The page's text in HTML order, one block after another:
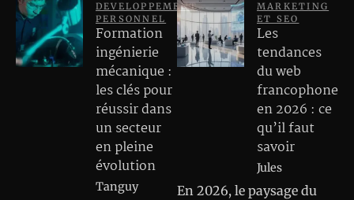
DEVELOPPEMENT
PERSONNEL
Formation
ingénierie
mécanique :
les clés pour
réussir dans
un secteur
en pleine
évolution
Tanguy
MARKETING
ET SEO
Les
tendances
du web
francophone
en 2026 : ce
qu’il faut
savoir
Jules
En 2026, le paysage du